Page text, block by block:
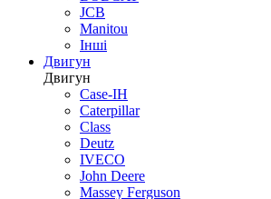
JCB
Manitou
Інші
Двигун
Двигун
Case-IH
Caterpillar
Class
Deutz
IVECO
John Deere
Massey Ferguson